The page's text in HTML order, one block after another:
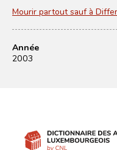
Mourir partout sauf à
Année
2003